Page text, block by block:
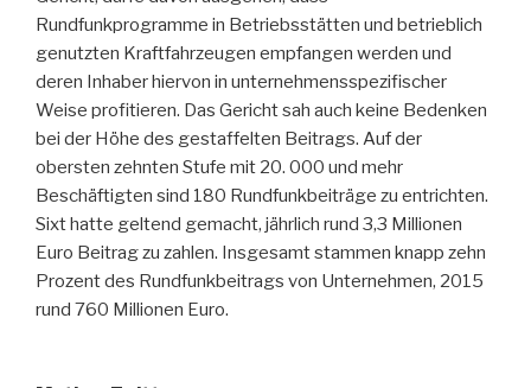
Rundfunkprogramme in Betriebsstätten und betrieblich
genutzten Kraftfahrzeugen empfangen werden und
deren Inhaber hiervon in unternehmensspezifischer
Weise profitieren. Das Gericht sah auch keine Bedenken
bei der Höhe des gestaffelten Beitrags. Auf der
obersten zehnten Stufe mit 20. 000 und mehr
Beschäftigten sind 180 Rundfunkbeiträge zu entrichten.
Sixt hatte geltend gemacht, jährlich rund 3,3 Millionen
Euro Beitrag zu zahlen. Insgesamt stammen knapp zehn
Prozent des Rundfunkbeitrags von Unternehmen, 2015
rund 760 Millionen Euro.